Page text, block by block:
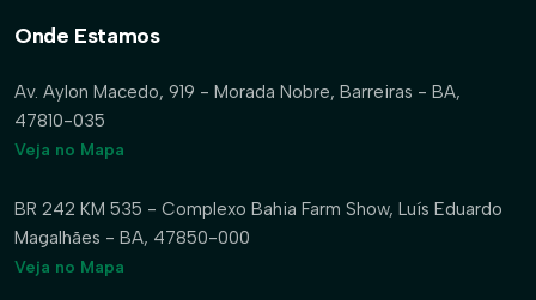
Onde Estamos
Av. Aylon Macedo, 919 - Morada Nobre, Barreiras - BA,
47810-035
Veja no Mapa
BR 242 KM 535 - Complexo Bahia Farm Show, Luís Eduardo
Magalhães - BA, 47850-000
Veja no Mapa